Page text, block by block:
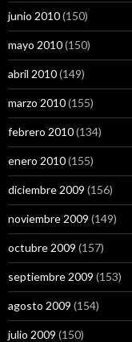
junio 2010(150)
mayo 2010(150)
abril 2010(149)
marzo 2010(155)
febrero 2010(134)
enero 2010(155)
diciembre 2009 (156)
noviembre 2009 (149)
octubre 2009 (157)
septiembre 2009 (153)
agosto 2009 (154)
julio 2009 (150)